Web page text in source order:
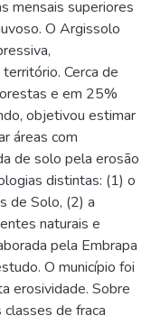
mensais superiores
O Argissolo
Cerca de
e em 25%
objetivou estimar
áreas com
de solo pela erosão
distintas: (1) o
de Solo, (2) a
naturais e
pela Embrapa
O município foi
erosividade. Sobre
de fraca